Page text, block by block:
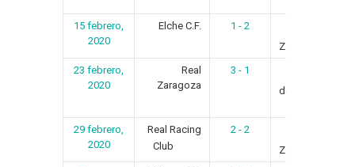
15 febrero,
2020
Elche C.F. 1 - 2
Zaragoza
23 febrero,
2020
Real
Zaragoza
3 - 1
de la Coruña
29 febrero,
2020
Real Racing
Club
2 - 2
Zaragoza